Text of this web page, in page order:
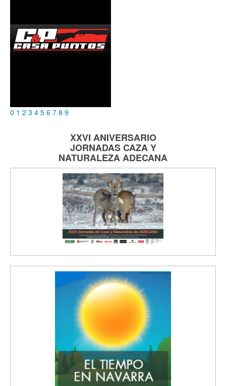
0 1 2 3 4 5 6 7 8 9
XXVI ANIVERSARIO
JORNADASCAZA Y
NATURALEZAADECANA